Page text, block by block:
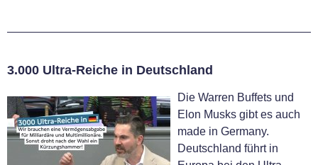
3.000 Ultra-Reiche in Deutschland
Die Warren Buffets und
Elon Musks gibt es auch
made in Germany.
Deutschland führt in